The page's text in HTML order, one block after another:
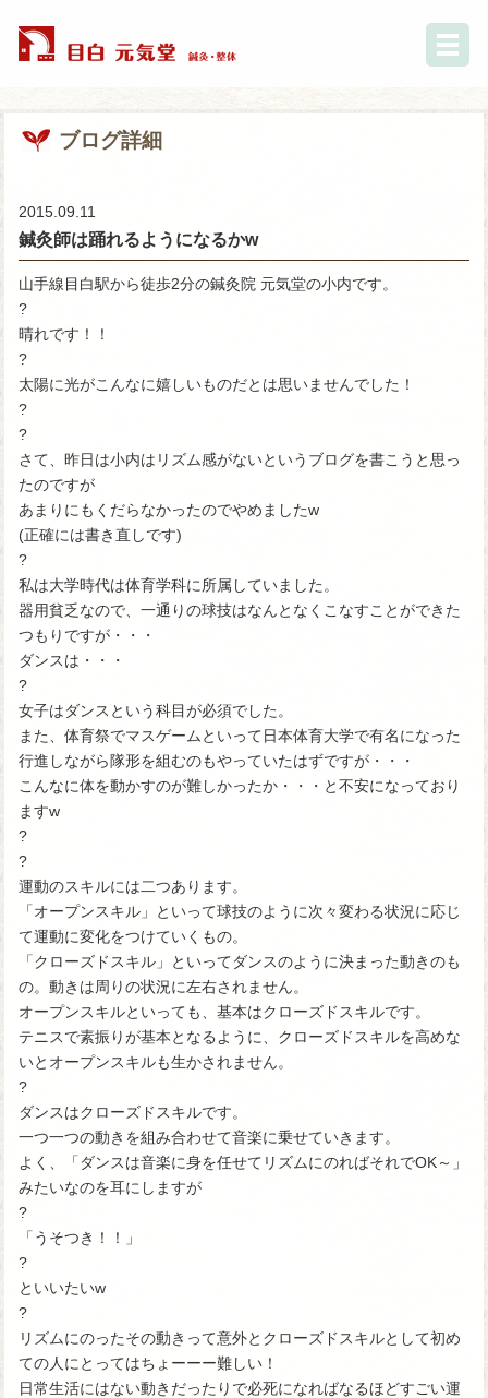
ブログ詳細
2015.09.11
鍼灸師は踊れるようになるかw
山手線目白駅から徒歩2分の鍼灸院 元気堂の小内です。
?
晴れです！！
?
太陽に光がこんなに嬉しいものだとは思いませんでした！
?
?
さて、昨日は小内はリズム感がないというブログを書こうと思っ
たのですが
あまりにもくだらなかったのでやめましたw
(正確には書き直しです)
?
私は大学時代は体育学科に所属していました。
器用貧乏なので、一通りの球技はなんとなくこなすことができた
つもりですが・・・
ダンスは・・・
?
女子はダンスという科目が必須でした。
また、体育祭でマスゲームといって日本体育大学で有名になった
行進しながら隊形を組むのもやっていたはずですが・・・
こんなに体を動かすのが難しかったか・・・と不安になっており
ますw
?
?
運動のスキルには二つあります。
「オープンスキル」といって球技のように次々変わる状況に応じ
て運動に変化をつけていくもの。
「クローズドスキル」といってダンスのように決まった動きのも
の。動きは周りの状況に左右されません。
オープンスキルといっても、基本はクローズドスキルです。
テニスで素振りが基本となるように、クローズドスキルを高めな
いとオープンスキルも生かされません。
?
ダンスはクローズドスキルです。
一つ一つの動きを組み合わせて音楽に乗せていきます。
よく、「ダンスは音楽に身を任せてリズムにのればそれでOK～」
みたいなのを耳にしますが
?
「うそつき！！」
?
といいたいw
?
リズムにのったその動きって意外とクローズドスキルとして初め
ての人にとってはちょーーー難しい！
日常生活にはない動きだったりで必死になればなるほどすごい運